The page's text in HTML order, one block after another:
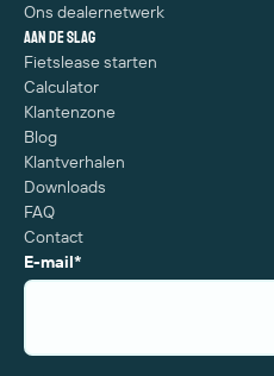
Ons dealernetwerk
Aan de slag
Fietslease starten
Calculator
Klantenzone
Blog
Klantverhalen
Downloads
FAQ
Contact
E-mail*